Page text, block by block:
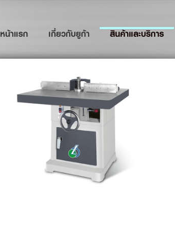
หน้าแรก(current)เกี่ยวกับยูก้า สินค้าและบริการ